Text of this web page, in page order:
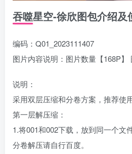
吞噬星空-徐欣图包介绍及
编码：Q01_2023111407
图片内容说明：图片数量【168P】
说明：
采用双层压缩和分卷方案，推荐使
第一层解压缩：
1.将001和002下载，放到同一个文
分卷解压请自行百度。